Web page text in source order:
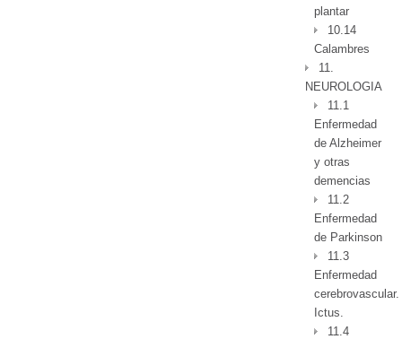
plantar
10.14
Calambres
11.
NEUROLOGIA
11.1
Enfermedad
de Alzheimer
y otras
demencias
11.2
Enfermedad
de Parkinson
11.3
Enfermedad
cerebrovascular.
Ictus.
11.4